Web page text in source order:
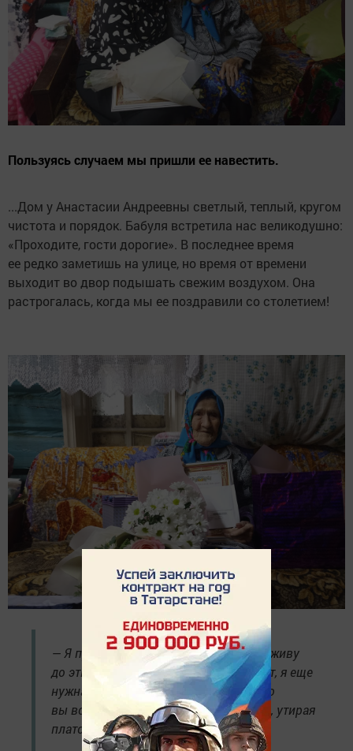
Пользуясь случаем мы пришли ее навестить.
...Дом у Анастасии Андреевны светлый, теплый, кругом
чистота и порядок. Бабуля встретила нас великодушно:
«Проходите, гости дорогие». В последнее время
ее редко заметишь на улице, но время от времени
выходит во двор подышать свежим воздухом. Она
растрогалась, когда мы ее поздравили со столетием!
— Я представить себе не могла, что доживу
до этих лет. На всё воля Божья. Значит, я еще
нужна на этой земле. Я очень рада, что
вы вспомнили обо мне, — сказала она, утирая
платочком свои слезящиеся глаза.